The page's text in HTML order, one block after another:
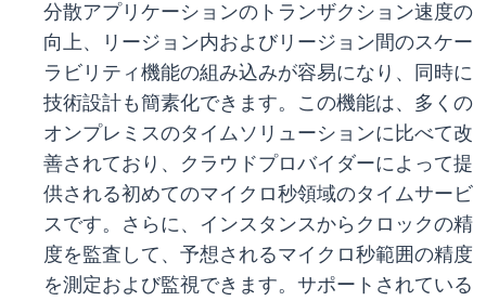
分散アプリケーションのトランザクション速度の
向上、リージョン内およびリージョン間のスケー
ラビリティ機能の組み込みが容易になり、同時に
技術設計も簡素化できます。この機能は、多くの
オンプレミスのタイムソリューションに比べて改
善されており、クラウドプロバイダーによって提
供される初めてのマイクロ秒領域のタイムサービ
スです。さらに、インスタンスからクロックの精
度を監査して、予想されるマイクロ秒範囲の精度
を測定および監視できます。サポートされている